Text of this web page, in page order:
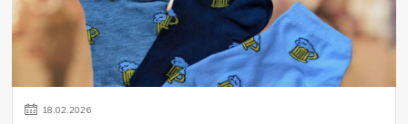
18.02.2026